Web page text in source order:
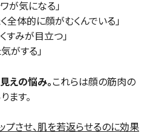
が気になる」
全体的に顔がむくんでいる」
すみが目立つ」
がする」
えの悩み。 これらは顔の筋肉の
ます。
プさせ、肌を若返らせるのに効果